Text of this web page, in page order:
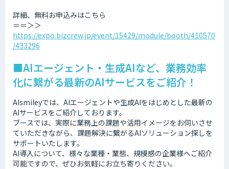
詳細、無料お申込みはこちら
＝＝＞＞
https://expo.bizcrew.jp/event/15429/module/booth/410570
/433296
■AIエージェント・生成AIなど、業務効率
化に繋がる最新のAIサービスをご紹介！
AIsmileyでは、AIエージェントや生成AIをはじめとした最新の
AIサービスをご紹介しております。
ブースでは、実際に業務上の課題や活用イメージをお伺いさせ
ていただきながら、課題解決に繋がるAIソリューション探しを
サポートいたします。
AI導入について、様々な業種・業態、規模感の企業様へご紹介
可能ですので、ぜひお気軽にお立ち寄りください。